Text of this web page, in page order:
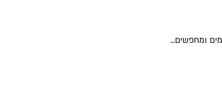
ומחפשים...